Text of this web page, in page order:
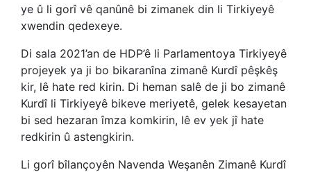
ye û li gorî vê qanûnê bi zimanek din li Tirkiyeyê
xwendin qedexeye.
Di sala 2021’an de HDP’ê li Parlamentoya Tirkiyeyê
projeyek ya ji bo bikaranîna zimanê Kurdî pêşkêş
kir, lê hate red kirin. Di heman salê de ji bo zimanê
Kurdî li Tirkiyeyê bikeve meriyetê, gelek kesayetan
bi sed hezaran îmza komkirin, lê ev yek jî hate
redkirin û astengkirin.
Li gorî bîlançoyên Navenda Weşanên Zimanê Kurdî